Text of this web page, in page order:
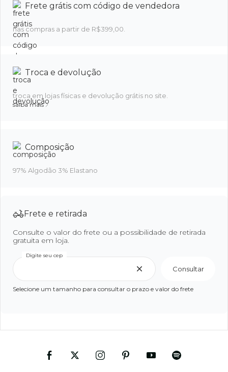
Frete grátis com código de vendedora
nas compras a partir de R$399,00.
Troca e devolução
troca em lojas físicas e devolução grátis no site.
saiba mais
Composição
97% Algodão 3% Elastano
Frete e retirada
Consulte o valor do frete ou a possibilidade de retirada
gratuita em loja.
Digite seu cep
Consultar
Selecione um tamanho para consultar o prazo e valor do frete